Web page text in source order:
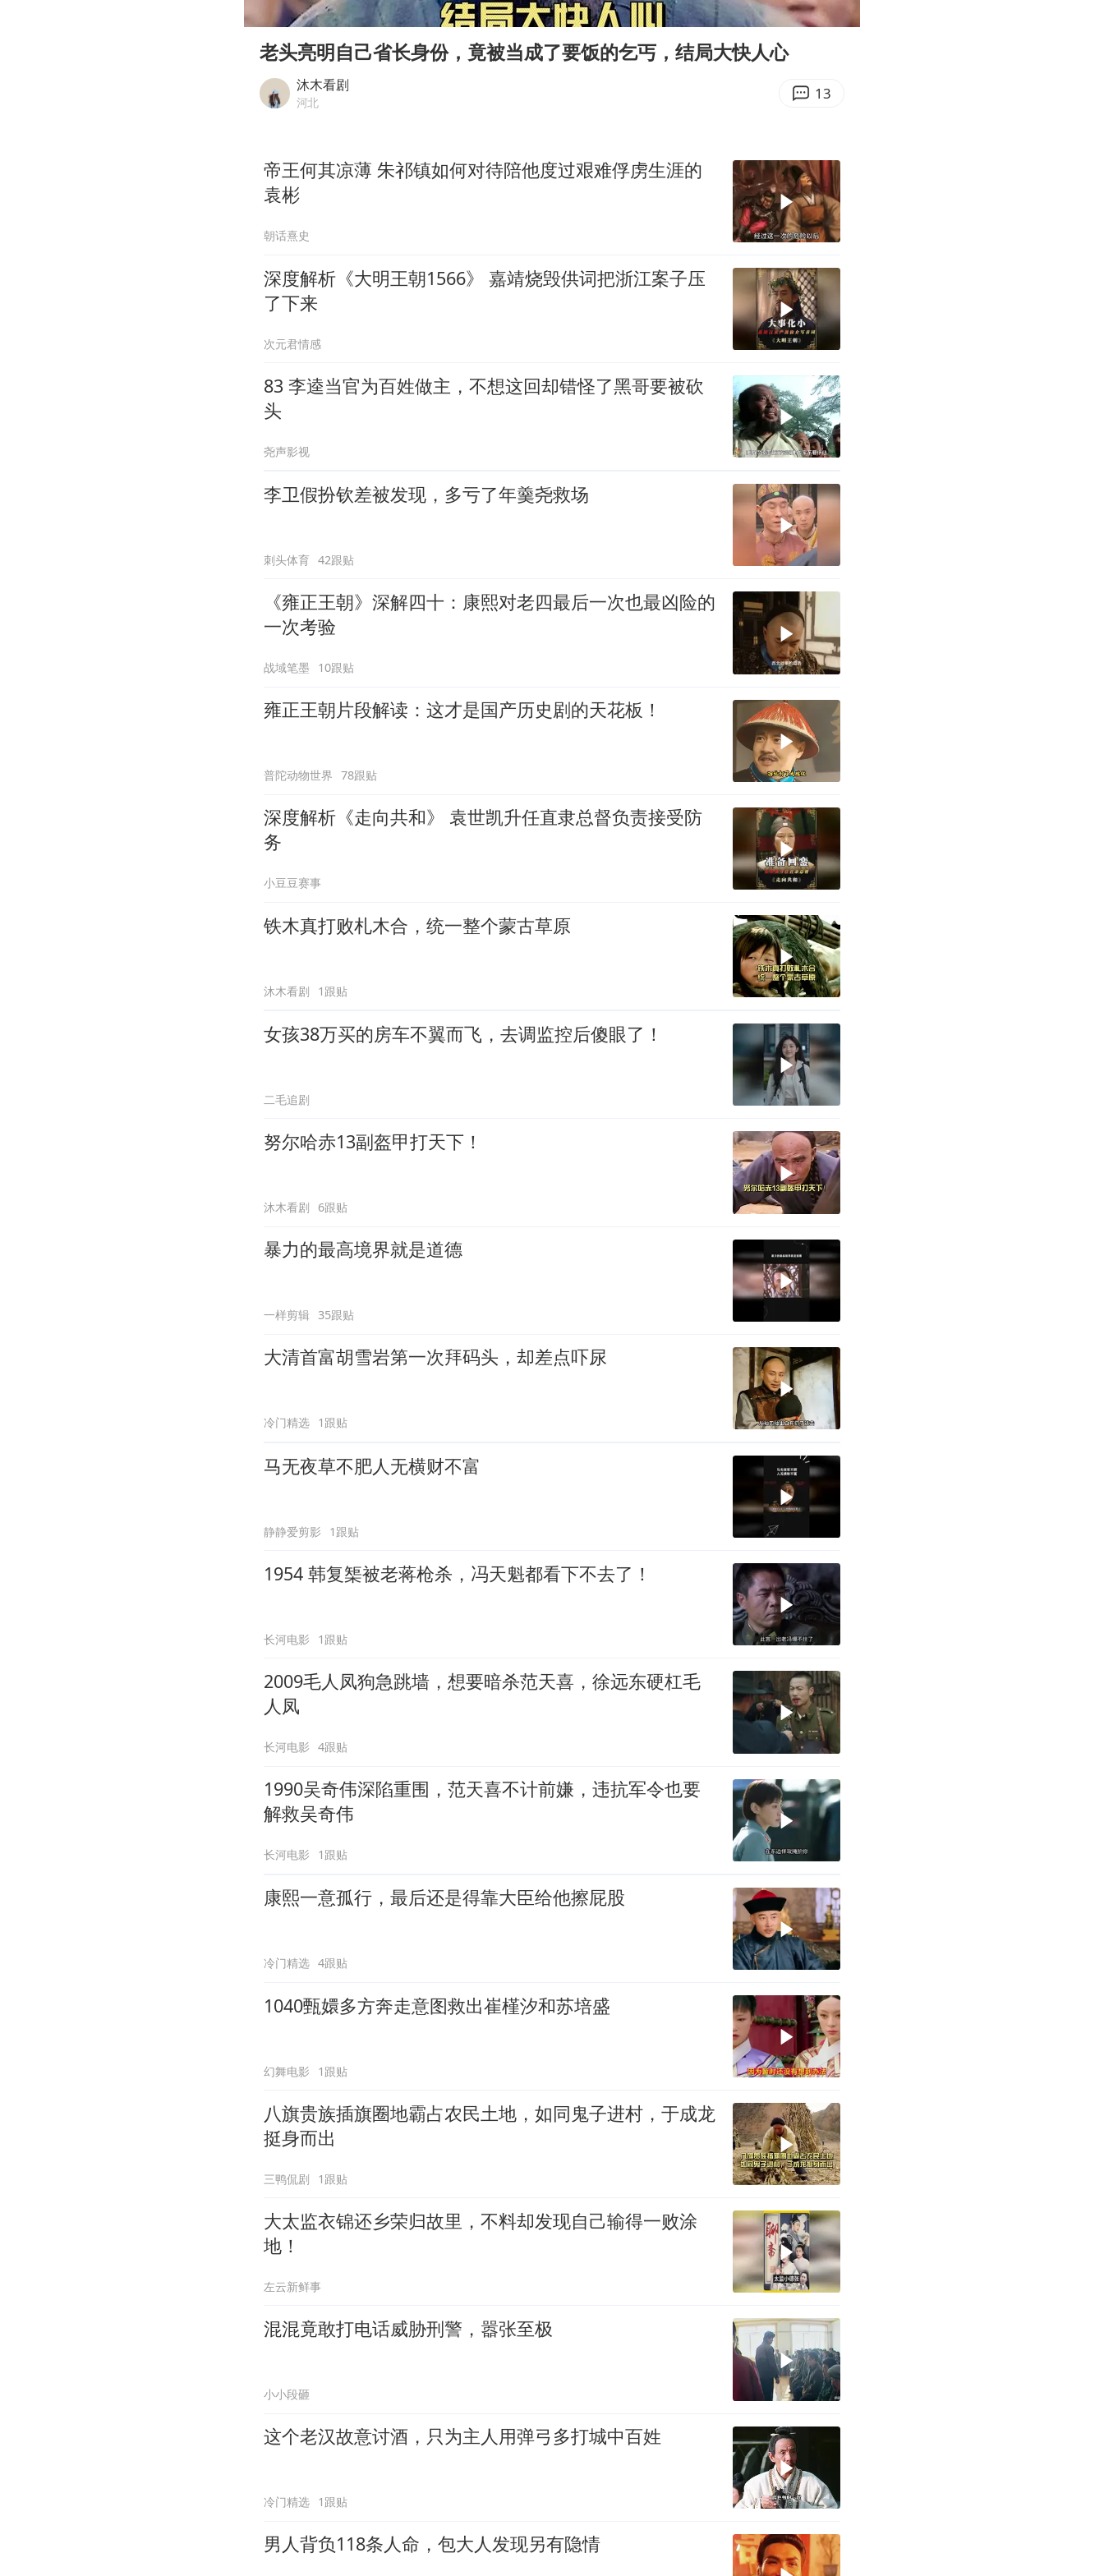
我国编制完成新版全月地质图
深圳地面沉降致车辆损坏系谣言
首次证实！“胶球”存在
Play
00:00 06:58
Enter
老头亮明自己省长身份，竟被当成了要饭的乞丐，结局大快人心
沐木看剧
河北 13
帝王何其凉薄 朱祁镇如何对待陪他度过艰难俘虏生涯的
袁彬
朝话熹史
深度解析《大明王朝1566》 嘉靖烧毁供词把浙江案子压
了下来
次元君情感
83 李逵当官为百姓做主，不想这回却错怪了黑哥要被砍
头
尧声影视
李卫假扮钦差被发现，多亏了年羹尧救场
刺头体育 42跟贴
《雍正王朝》深解四十：康熙对老四最后一次也最凶险的
一次考验
战域笔墨 10跟贴
雍正王朝片段解读：这才是国产历史剧的天花板！
普陀动物世界 78跟贴
深度解析《走向共和》 袁世凯升任直隶总督负责接受防
务
小豆豆赛事
铁木真打败札木合，统一整个蒙古草原
沐木看剧 1跟贴
女孩38万买的房车不翼而飞，去调监控后傻眼了！
二毛追剧
努尔哈赤13副盔甲打天下！
沐木看剧 6跟贴
暴力的最高境界就是道德
一样剪辑 35跟贴
大清首富胡雪岩第一次拜码头，却差点吓尿
冷门精选 1跟贴
马无夜草不肥人无横财不富
静静爱剪影 1跟贴
1954 韩复榘被老蒋枪杀，冯天魁都看下不去了！
长河电影 1跟贴
2009毛人凤狗急跳墙，想要暗杀范天喜，徐远东硬杠毛
人凤
长河电影 4跟贴
1990吴奇伟深陷重围，范天喜不计前嫌，违抗军令也要
解救吴奇伟
长河电影 1跟贴
康熙一意孤行，最后还是得靠大臣给他擦屁股
冷门精选 4跟贴
1040甄嬛多方奔走意图救出崔槿汐和苏培盛
幻舞电影 1跟贴
八旗贵族插旗圈地霸占农民土地，如同鬼子进村，于成龙
挺身而出
三鸭侃剧 1跟贴
大太监衣锦还乡荣归故里，不料却发现自己输得一败涂
地！
左云新鲜事
混混竟敢打电话威胁刑警，嚣张至极
小小段砸
这个老汉故意讨酒，只为主人用弹弓多打城中百姓
冷门精选 1跟贴
男人背负118条人命，包大人发现另有隐情